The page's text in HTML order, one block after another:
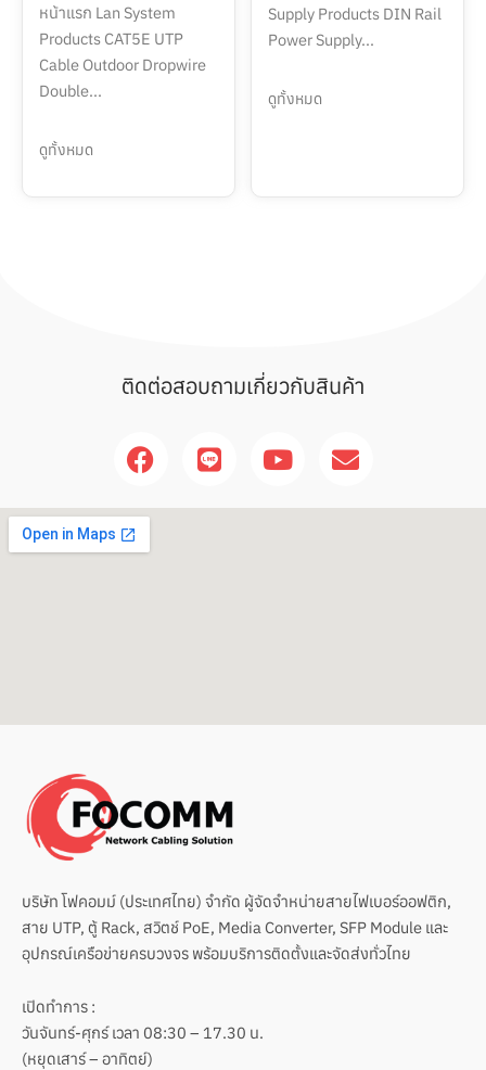
หน้าแรก Lan System
Products CAT5E UTP
Cable Outdoor Dropwire
Double...
ดูทั้งหมด
Supply Products DIN Rail
Power Supply...
ดูทั้งหมด
ติดต่อสอบถามเกี่ยวกับสินค้า
F
a
c
e
b
L
i
n
Y
o
u
E
n
v
บริษัท โฟคอมม์ (ประเทศไทย) จำกัด ผู้จัดจำหน่ายสายไฟเบอร์ออฟติก,
สาย UTP, ตู้ Rack, สวิตช์ PoE, Media Converter, SFP Module และ
อุปกรณ์เครือข่ายครบวงจร พร้อมบริการติดตั้งและจัดส่งทั่วไทย
เปิดทำการ :
วันจันทร์-ศุกร์ เวลา 08:30 – 17.30 น.
(หยุดเสาร์ – อาทิตย์)